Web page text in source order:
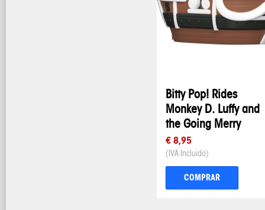
Bitty Pop! Rides
Monkey D. Luffy and
the Going Merry
€ 8,95
(IVA Incluido)
COMPRAR